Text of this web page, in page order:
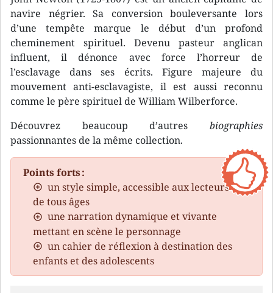
navire négrier. Sa conversion bouleversante lors
d’une tempête marque le début d’un profond
cheminement spirituel. Devenu pasteur anglican
influent, il dénonce avec force l’horreur de
l’esclavage dans ses écrits. Figure majeure du
mouvement anti-esclavagiste, il est aussi reconnu
comme le père spirituel de William Wilberforce.
Découvrez beaucoup d’autres biographies
passionnantes de la même collection.
Points forts :
un style simple, accessible aux lecteurs
de tous âges
une narration dynamique et vivante
mettant en scène le personnage
un cahier de réflexion à destination des
enfants et des adolescents